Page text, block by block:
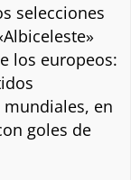
selecciones
los europeos:
en
goles de